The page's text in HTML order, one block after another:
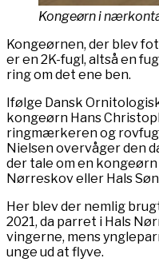
Kongeørn i
Kongeørnen, der blev
er en 2K-fugl, altså en
ring om det ene ben.
Ifølge Dansk
kongeørn Hans
ringmærkeren og
Nielsen overvåger den
der tale om en
Nørreskov eller Hals
Her blev der nemlig
2021, da parret i Hals
vingerne, mens
unge ud at flyve.